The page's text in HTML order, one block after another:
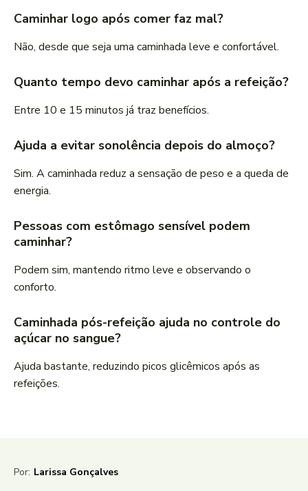
Caminhar logo após comer faz mal?
Não, desde que seja uma caminhada leve e confortável.
Quanto tempo devo caminhar após a refeição?
Entre 10 e 15 minutos já traz benefícios.
Ajuda a evitar sonolência depois do almoço?
Sim. A caminhada reduz a sensação de peso e a queda de
energia.
Pessoas com estômago sensível podem
caminhar?
Podem sim, mantendo ritmo leve e observando o
conforto.
Caminhada pós-refeição ajuda no controle do
açúcar no sangue?
Ajuda bastante, reduzindo picos glicêmicos após as
refeições.
Por: Larissa Gonçalves